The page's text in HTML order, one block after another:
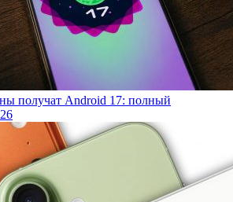
получат Android 17: полный